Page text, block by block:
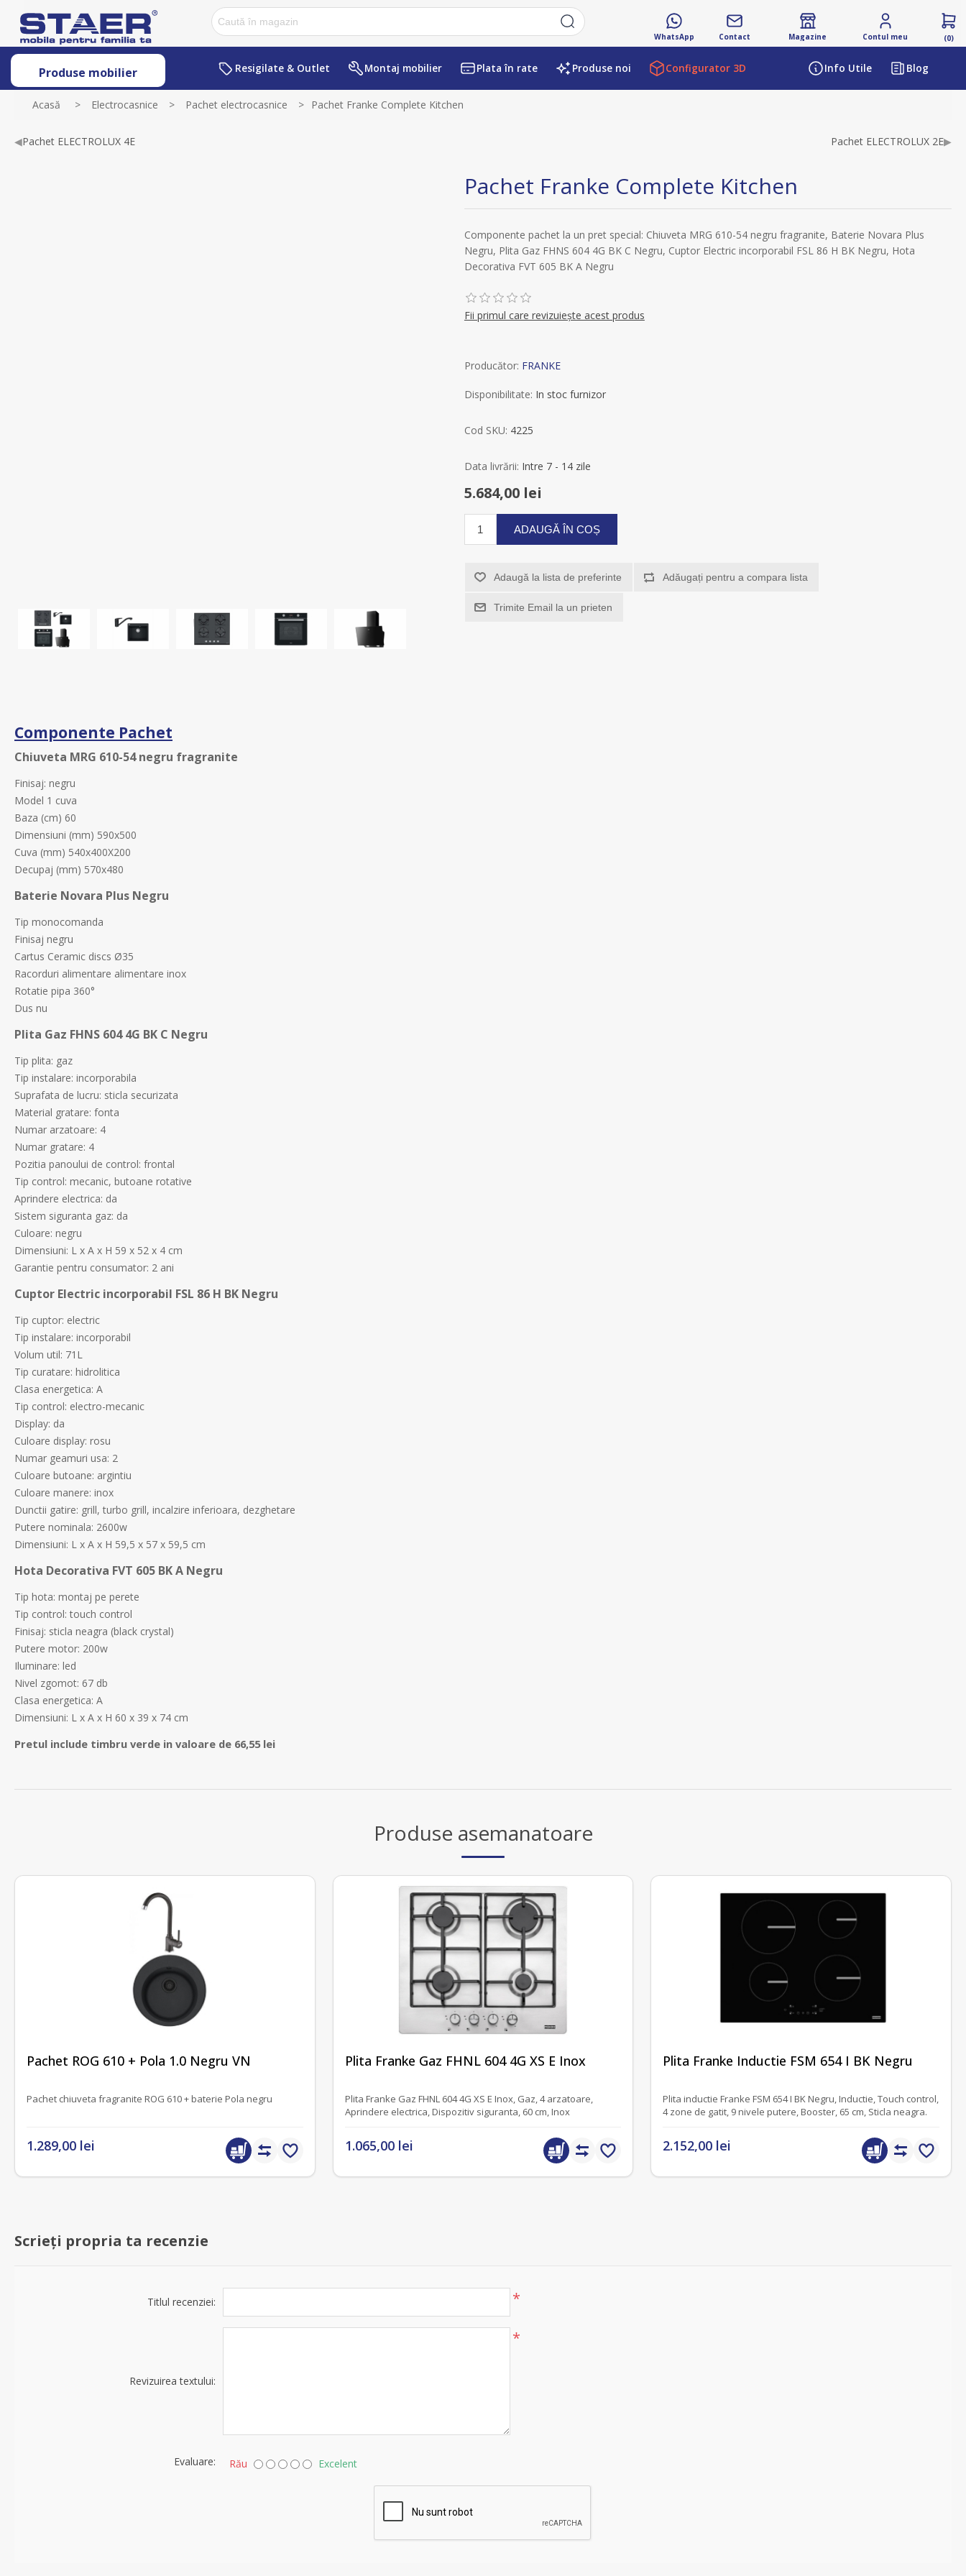
WhatsApp Contact Magazine Contul meu (0)
Produse mobilier Resigilate & Outlet Montaj mobilier Plata în rate Produse noi Configurator 3D Info Utile Blog
Acasă > Electrocasnice > Pachet electrocasnice > Pachet Franke Complete Kitchen
◀Pachet ELECTROLUX 4E Pachet ELECTROLUX 2E▶
Pachet Franke Complete Kitchen
Componente pachet la un pret special: Chiuveta MRG 610-54 negru fragranite, Baterie Novara Plus
Negru, Plita Gaz FHNS 604 4G BK C Negru, Cuptor Electric incorporabil FSL 86 H BK Negru, Hota
Decorativa FVT 605 BK A Negru
Fii primul care revizuiește acest produs
Producător: FRANKE
Disponibilitate: In stoc furnizor
Cod SKU: 4225
Data livrării: Intre 7 - 14 zile
5.684,00 lei
ADAUGĂ ÎN COȘ
Adaugă la lista de preferinte Adăugați pentru a compara lista
Trimite Email la un prieten
Componente Pachet
Chiuveta MRG 610-54 negru fragranite
Finisaj: negru
Model 1 cuva
Baza (cm) 60
Dimensiuni (mm) 590x500
Cuva (mm) 540x400X200
Decupaj (mm) 570x480
Baterie Novara Plus Negru
Tip monocomanda
Finisaj negru
Cartus Ceramic discs Ø35
Racorduri alimentare alimentare inox
Rotatie pipa 360°
Dus nu
Plita Gaz FHNS 604 4G BK C Negru
Tip plita: gaz
Tip instalare: incorporabila
Suprafata de lucru: sticla securizata
Material gratare: fonta
Numar arzatoare: 4
Numar gratare: 4
Pozitia panoului de control: frontal
Tip control: mecanic, butoane rotative
Aprindere electrica: da
Sistem siguranta gaz: da
Culoare: negru
Dimensiuni: L x A x H 59 x 52 x 4 cm
Garantie pentru consumator: 2 ani
Cuptor Electric incorporabil FSL 86 H BK Negru
Tip cuptor: electric
Tip instalare: incorporabil
Volum util: 71L
Tip curatare: hidrolitica
Clasa energetica: A
Tip control: electro-mecanic
Display: da
Culoare display: rosu
Numar geamuri usa: 2
Culoare butoane: argintiu
Culoare manere: inox
Dunctii gatire: grill, turbo grill, incalzire inferioara, dezghetare
Putere nominala: 2600w
Dimensiuni: L x A x H 59,5 x 57 x 59,5 cm
Hota Decorativa FVT 605 BK A Negru
Tip hota: montaj pe perete
Tip control: touch control
Finisaj: sticla neagra (black crystal)
Putere motor: 200w
Iluminare: led
Nivel zgomot: 67 db
Clasa energetica: A
Dimensiuni: L x A x H 60 x 39 x 74 cm
Pretul include timbru verde in valoare de 66,55 lei
Produse asemanatoare
Pachet ROG 610 + Pola 1.0 Negru VN
Pachet chiuveta fragranite ROG 610 + baterie Pola negru
1.289,00 lei
Plita Franke Gaz FHNL 604 4G XS E Inox
Plita Franke Gaz FHNL 604 4G XS E Inox, Gaz, 4 arzatoare,
Aprindere electrica, Dispozitiv siguranta, 60 cm, Inox
1.065,00 lei
Plita Franke Inductie FSM 654 I BK Negru
Plita inductie Franke FSM 654 I BK Negru, Inductie, Touch control,
4 zone de gatit, 9 nivele putere, Booster, 65 cm, Sticla neagra.
2.152,00 lei
Scrieți propria ta recenzie
Titlul recenziei: *
Revizuirea textului:
*
Evaluare: Rău Excelent